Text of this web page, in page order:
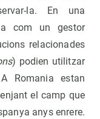
la. En una
com un gestor
relacionades
) podien utilitzar
Romania estan
el camp que
anys enrere.